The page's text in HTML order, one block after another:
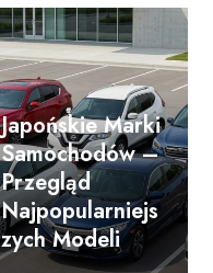
Japońskie Marki
Samochodów –
Przegląd
Najpopularniejs
Zych Modeli